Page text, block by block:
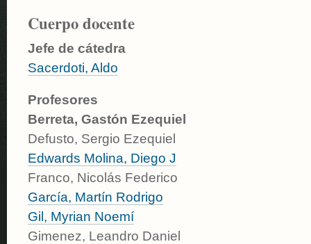
Cuerpo docente
Jefe de cátedra
Sacerdoti, Aldo
Profesores
Berreta, Gastón Ezequiel
Defusto, Sergio Ezequiel
Edwards Molina, Diego J
Franco, Nicolás Federico
García, Martín Rodrigo
Gil, Myrian Noemí
Gimenez, Leandro Daniel